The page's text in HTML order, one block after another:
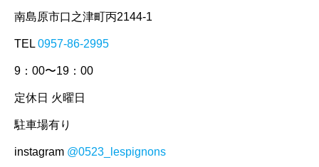
南島原市口之津町丙2144-1
TEL 0957-86-2995
9：00〜19：00
定休日 火曜日
駐車場有り
instagram @0523_lespignons